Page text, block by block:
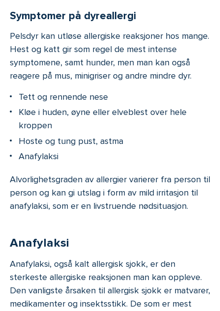
Symptomer på dyreallergi
Pelsdyr kan utløse allergiske reaksjoner hos mange.
Hest og katt gir som regel de mest intense
symptomene, samt hunder, men man kan også
reagere på mus, minigriser og andre mindre dyr.
Tett og rennende nese
Kløe i huden, øyne eller elveblest over hele
kroppen
Hoste og tung pust, astma
Anafylaksi
Alvorlighetsgraden av allergier varierer fra person til
person og kan gi utslag i form av mild irritasjon til
anafylaksi, som er en livstruende nødsituasjon.
Anafylaksi
Anafylaksi, også kalt allergisk sjokk, er den
sterkeste allergiske reaksjonen man kan oppleve.
Den vanligste årsaken til allergisk sjokk er matvarer,
medikamenter og insektsstikk. De som er mest